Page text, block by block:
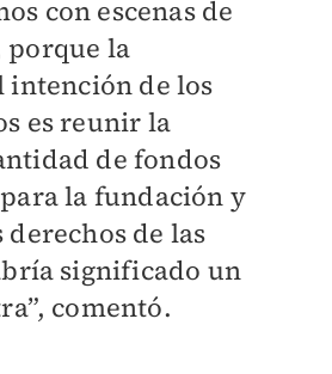
con escenas de
la
de los
es reunir la
de fondos
la fundación y
derechos de las
significado un
comentó.